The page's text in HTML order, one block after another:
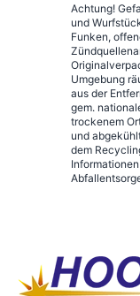
Achtung!
und
Funken,
Umgebung
aus der
gem.
trockenem
und
dem